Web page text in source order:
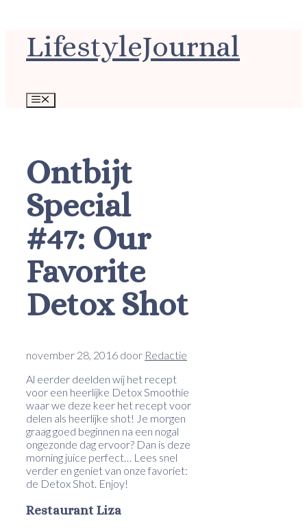
LifestyleJournal
Menu
Ontbijt
Special
#47: Our
Favorite
Detox Shot
november 28, 2016 door Redactie
Al eerder deelden wij het recept
voor een heerlijke Detox Smoothie
waar we deze keer het recept voor
delen als heerlijke shot! Je morgen
graag goed beginnen na een nogal
ongezonde dag ervoor? Dan is deze
morning juice perfect… Lees snel
verder en geniet van onze favoriet:
de Detox Shot. Enjoy!
Restaurant Liza